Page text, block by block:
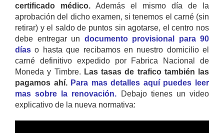
certificado médico. Además el mismo día de la
aprobación del dicho examen, si tenemos el carné (sin
retirar) y el saldo de puntos sin agotarse, el centro nos
debe entregar un documento provisional para 90
días o hasta que recibamos en nuestro domicilio el
carné definitivo expedido por Fabrica Nacional de
Moneda y Timbre. Las tasas de trafico también las
pagamos ahí. Para mas detalles aquí puedes leer
mas sobre la renovación. Debajo tienes un video
explicativo de la nueva normativa: